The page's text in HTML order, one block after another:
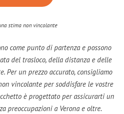
stima non vincolante
come punto di partenza e possono
del trasloco, della distanza e delle
Per un prezzo accurato, consigliamo
vincolante per soddisfare le vostre
è progettato per assicurarti un
preoccupazioni a Verona e oltre.